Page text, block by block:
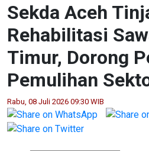
Sekda Aceh
Rehabilitasi
Timur, Dorong
Pemulihan
Rabu, 08 Juli 2026 09:30 WIB